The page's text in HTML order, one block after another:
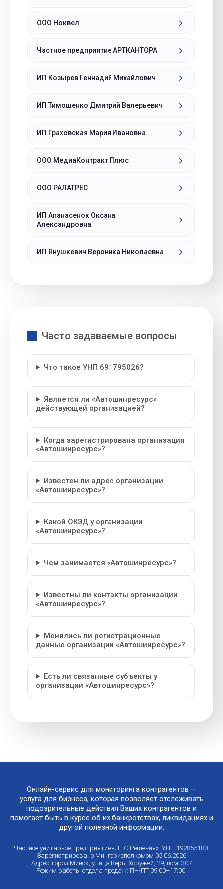
ООО Ноквел
Частное предприятие АРТКАНТОРА
ИП Козырев Геннадий Михайлович
ИП Тимошенко Дмитрий Валерьевич
ИП Граховская Мария Ивановна
ООО МедиаКонтракт Плюс
ООО РАЛАТРЕС
ИП Апанасенок Оксана
Александровна
ИП Янушкевич Вероника Николаевна
Часто задаваемые вопросы
Что такое УНП 691795026?
Является ли «Автошинресурс»
действующей организацией?
Когда зарегистрирована организация
«Автошинресурс»?
Известен ли адрес организации
«Автошинресурс»?
Какой ОКЭД у организации
«Автошинресурс»?
Чем занимается «Автошинресурс»?
Известны ли контакты организации
«Автошинресурс»?
Менялись ли регистрационные
данные организации «Автошинресурс»?
Есть ли связанные субъекты у
организации «Автошинресурс»?
Онлайн-сервис для мониторинга контрагентов —
услуга для бизнеса, которая позволяет отслеживать
подозрительные действия Ваших контрагентов и
помогает быть в курсе об их банкротствах, ликвидациях и
другой полезной информации.
Частное унитарное предприятие «ЛНС Решения». УНП 192855180.
Зарегистрировано Мингорисполкомом 05.06.2026
Адрес: город Минск, улица Веры Хоружей, 29, пом. 307
Режим работы отдела продаж: ПН-ПТ 09:00–17:00.